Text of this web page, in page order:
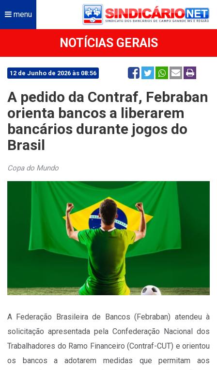
menu
NOTÍCIAS GERAIS
12 de Junho de 2026 às 08:56
A pedido da Contraf, Febraban
orienta bancos a liberarem
bancários durante jogos do
Brasil
Copa do Mundo
A Federação Brasileira de Bancos (Febraban) atendeu à
solicitação apresentada pela Confederação Nacional dos
Trabalhadores do Ramo Financeiro (Contraf-CUT) e orientou
os bancos a adotarem medidas que permitam aos